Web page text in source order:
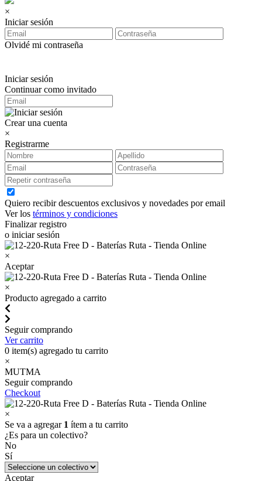
×
Iniciar sesión
Olvidé mi contraseña
Iniciar sesión
Continuar como invitado
Crear una cuenta
×
Registrarme
Quiero recibir descuentos exclusivos y novedades por email
Ver los términos y condiciones
Finalizar registro
o iniciar sesión
×
Aceptar
×
Producto agregado a carrito
Seguir comprando
Ver carrito
0 item(s) agregado tu carrito
×
MUTMA
Seguir comprando
Checkout
×
Se va a agregar 1 ítem a tu carrito
¿Es para un colectivo?
No
Sí
Aceptar